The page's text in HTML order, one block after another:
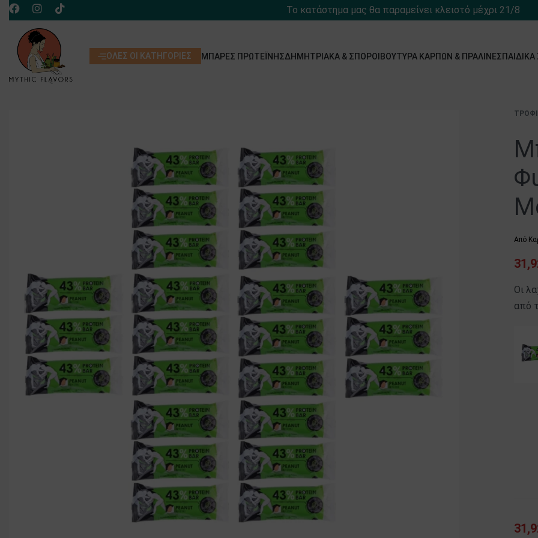
Το κατάστημα μας θα παραμείνει κλειστό μέχρι 21/8
ΌΛΕΣ ΟΙ ΚΑΤΗΓΟΡΊΕΣ ΜΠΆΡΕΣ ΠΡΩΤΕΪ́ΝΗΣΔΗΜΗΤΡΙΑΚΆ & ΣΠΌΡΟΙ ΒΟΎΤΥΡΑ ΚΑΡΠΏΝ & ΠΡΑΛΊΝΕΣ
Από
Οι
από